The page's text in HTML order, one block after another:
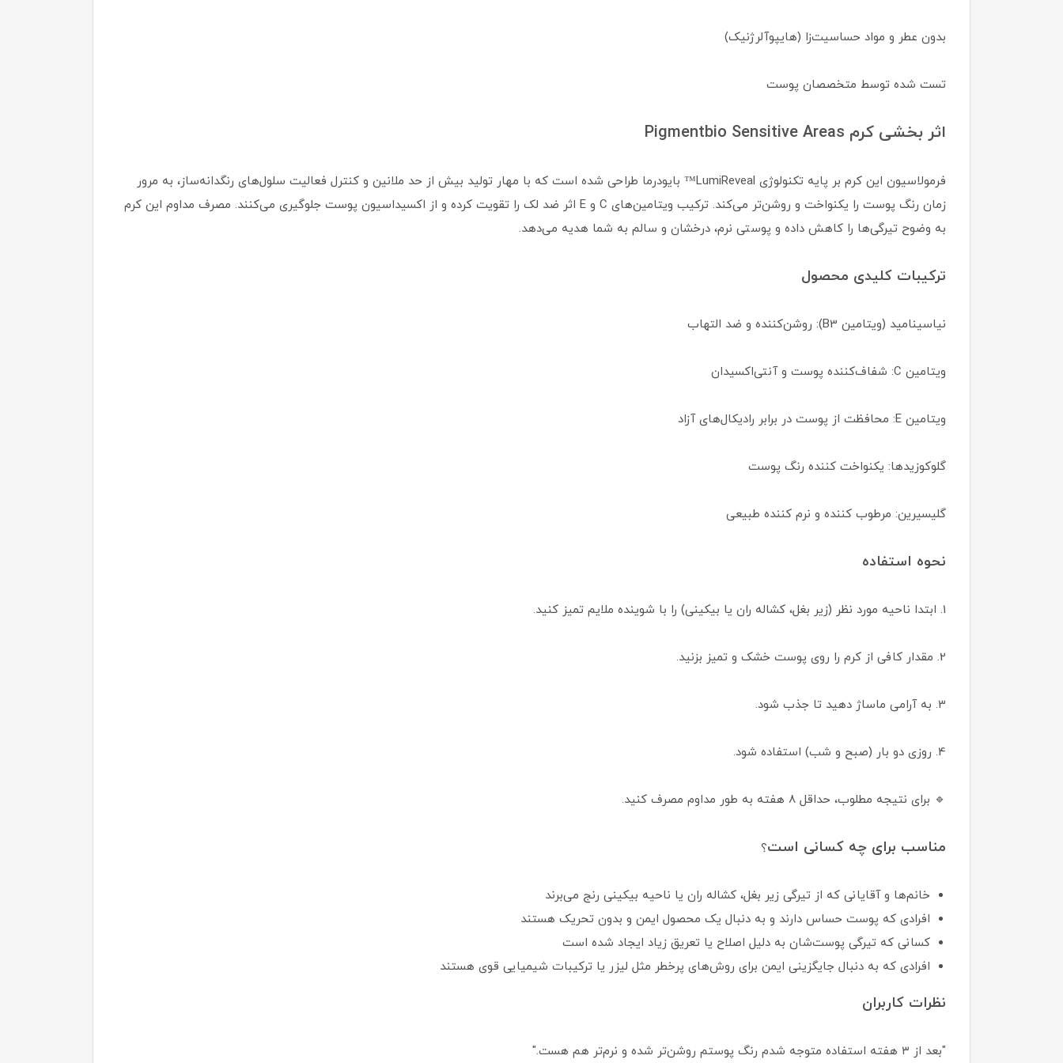
بدون عطر و مواد حساسیت‌زا (هایپوآلرژنیک)
تست شده توسط متخصصان پوست
اثر بخشی کرم Pigmentbio Sensitive Areas
فرمولاسیون این کرم بر پایه تکنولوژی LumiReveal™ بایودرما طراحی شده است که با مهار تولید بیش از حد ملانین و کنترل فعالیت سلول‌های رنگدانه‌ساز، به مرور
زمان رنگ پوست را یکنواخت و روشن‌تر می‌کند. ترکیب ویتامین‌های C و E اثر ضد لک را تقویت کرده و از اکسیداسیون پوست جلوگیری می‌کنند. مصرف مداوم این کرم
به وضوح تیرگی‌ها را کاهش داده و پوستی نرم، درخشان و سالم به شما هدیه می‌دهد.
ترکیبات کلیدی محصول
نیاسینامید (ویتامین B3): روشن‌کننده و ضد التهاب
ویتامین C: شفاف‌کننده پوست و آنتی‌اکسیدان
ویتامین E: محافظت از پوست در برابر رادیکال‌های آزاد
گلوکوزیدها: یکنواخت کننده رنگ پوست
گلیسیرین: مرطوب کننده و نرم کننده طبیعی
نحوه استفاده
1. ابتدا ناحیه مورد نظر (زیر بغل، کشاله ران یا بیکینی) را با شوینده ملایم تمیز کنید.
2. مقدار کافی از کرم را روی پوست خشک و تمیز بزنید.
3. به آرامی ماساژ دهید تا جذب شود.
4. روزی دو بار (صبح و شب) استفاده شود.
🔹 برای نتیجه مطلوب، حداقل ۸ هفته به طور مداوم مصرف کنید.
مناسب برای چه کسانی است؟
خانم‌ها و آقایانی که از تیرگی زیر بغل، کشاله ران یا ناحیه بیکینی رنج می‌برند
افرادی که پوست حساس دارند و به دنبال یک محصول ایمن و بدون تحریک هستند
کسانی که تیرگی پوست‌شان به دلیل اصلاح یا تعریق زیاد ایجاد شده است
افرادی که به دنبال جایگزینی ایمن برای روش‌های پرخطر مثل لیزر یا ترکیبات شیمیایی قوی هستند
نظرات کاربران
"بعد از ۳ هفته استفاده متوجه شدم رنگ پوستم روشن‌تر شده و نرم‌تر هم هست."